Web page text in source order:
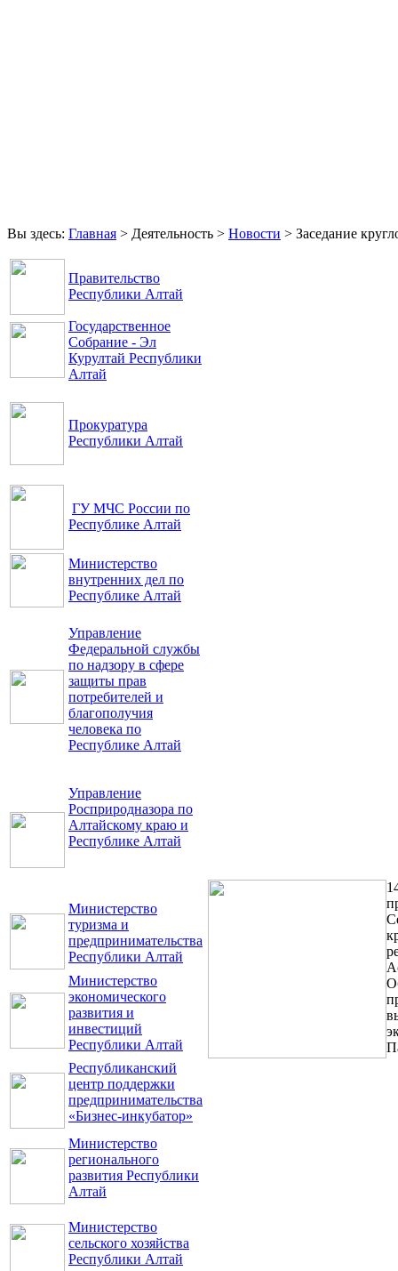
Вы здесь: Главная > Деятельность > Новости > Заседание
Правительство
Республики Алтай
Государственное
Собрание - Эл
Курултай Республики
Алтай
Прокуратура
Республики Алтай
ГУ МЧС России по
Республике Алтай
Министерство
внутренних дел по
Республике Алтай
Управление
Федеральной службы
по надзору в сфере
защиты прав
потребителей и
благополучия
человека по
Республике Алтай
Управление
Росприродназора по
Алтайскому краю и
Республике Алтай
Министерство
туризма и
предпринимательства
Республики Алтай
Министерство
экономического
развития и
инвестиций
Республики Алтай
Республиканский
центр поддержки
предпринимательства
«Бизнес-инкубатор»
Министерство
регионального
развития Республики
Алтай
Министерство
сельского хозяйства
Республики Алтай